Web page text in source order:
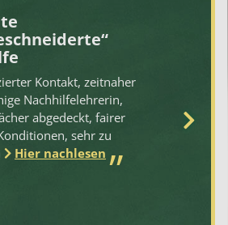
Kontakt, zeitnaher
Nachhilfelehrerin,
abgedeckt, fairer
sehr zu
Hier nachlesen